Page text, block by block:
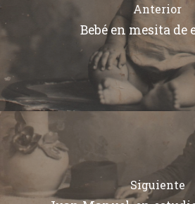
Anterior
Bebé en mesita de
Siguiente